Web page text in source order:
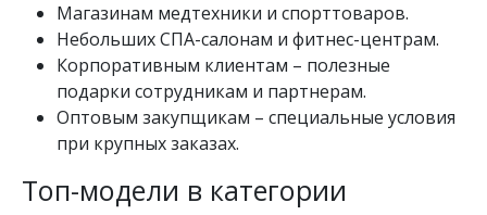
Магазинам медтехники и спорттоваров.
Небольших СПА-салонам и фитнес-центрам.
Корпоративным клиентам – полезные
подарки сотрудникам и партнерам.
Оптовым закупщикам – специальные условия
при крупных заказах.
Топ-модели в категории